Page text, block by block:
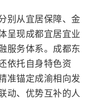
别从宜居保障、金
呈现成都宜居宜业
服务体系。成都东
依托自身特色资
准锚定成渝相向发
动、优势互补的人